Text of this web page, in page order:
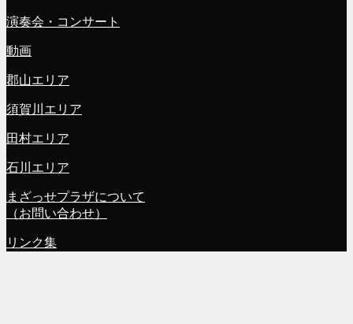
演奏会・コンサート
動画
郡山エリア
須賀川エリア
田村エリア
石川エリア
まざっせプラザについて
（お問い合わせ）
リンク集